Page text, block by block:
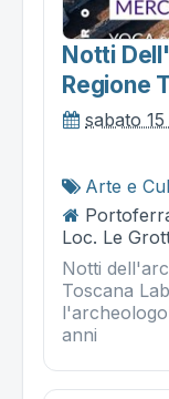
Notti
Regione
sabato
Arte e
Loc. Le
Notti
Toscana
anni